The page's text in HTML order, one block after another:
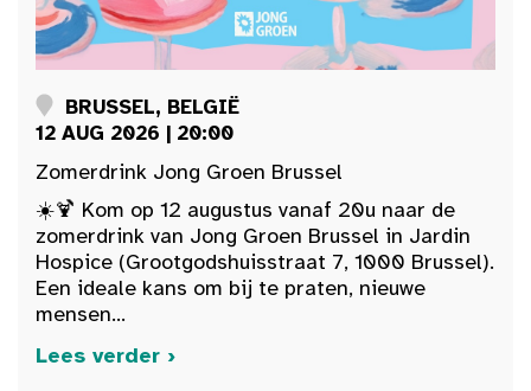
BRUSSEL, BELGIË
12 AUG 2026 | 20:00
Zomerdrink Jong Groen Brussel
☀️🍹 Kom op 12 augustus vanaf 20u naar de
zomerdrink van Jong Groen Brussel in Jardin
Hospice (Grootgodshuisstraat 7, 1000 Brussel).
Een ideale kans om bij te praten, nieuwe
mensen...
Lees verder ›